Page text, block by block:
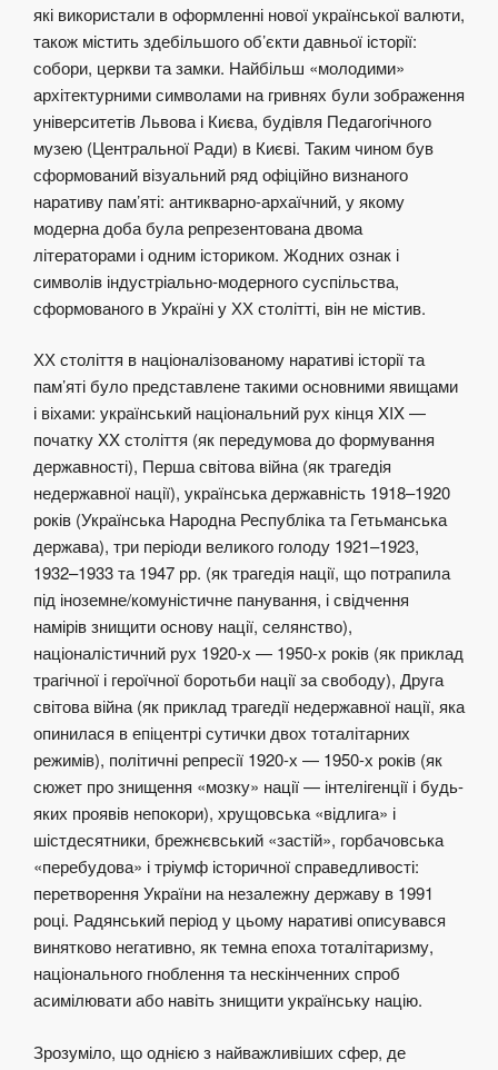
які використали в оформленні нової української валюти,
також містить здебільшого об’єкти давньої історії:
собори, церкви та замки. Найбільш «молодими»
архітектурними символами на гривнях були зображення
університетів Львова і Києва, будівля Педагогічного
музею (Центральної Ради) в Києві. Таким чином був
сформований візуальний ряд офіційно визнаного
наративу пам’яті: антикварно-архаїчний, у якому
модерна доба була репрезентована двома
літераторами і одним істориком. Жодних ознак і
символів індустріально-модерного суспільства,
сформованого в Україні у ХХ столітті, він не містив.
ХХ століття в націоналізованому наративі історії та
пам’яті було представлене такими основними явищами
і віхами: український національний рух кінця XIX —
початку XX століття (як передумова до формування
державності), Перша світова війна (як трагедія
недержавної нації), українська державність 1918–1920
років (Українська Народна Республіка та Гетьманська
держава), три періоди великого голоду 1921–1923,
1932–1933 та 1947 рр. (як трагедія нації, що потрапила
під іноземне/комуністичне панування, і свідчення
намірів знищити основу нації, селянство),
націоналістичний рух 1920-х — 1950-х років (як приклад
трагічної і героїчної боротьби нації за свободу), Друга
світова війна (як приклад трагедії недержавної нації, яка
опинилася в епіцентрі сутички двох тоталітарних
режимів), політичні репресії 1920-х — 1950-х років (як
сюжет про знищення «мозку» нації — інтелігенції і будь-
яких проявів непокори), хрущовська «відлига» і
шістдесятники, брежнєвський «застій», горбачовська
«перебудова» і тріумф історичної справедливості:
перетворення України на незалежну державу в 1991
році. Радянський період у цьому наративі описувався
винятково негативно, як темна епоха тоталітаризму,
національного гноблення та нескінченних спроб
асимілювати або навіть знищити українську націю.
Зрозуміло, що однією з найважливіших сфер, де